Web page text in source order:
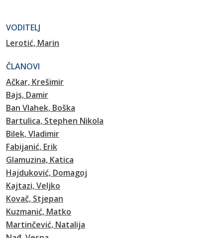
VODITELJ
Lerotić, Marin
ČLANOVI
Ačkar, Krešimir
Bajs, Damir
Ban Vlahek, Boška
Bartulica, Stephen Nikola
Bilek, Vladimir
Fabijanić, Erik
Glamuzina, Katica
Hajduković, Domagoj
Kajtazi, Veljko
Kovač, Stjepan
Kuzmanić, Matko
Martinčević, Natalija